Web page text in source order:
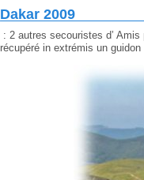
Dakar 2009
: 2 autres secouristes d’
récupéré in extrémis un